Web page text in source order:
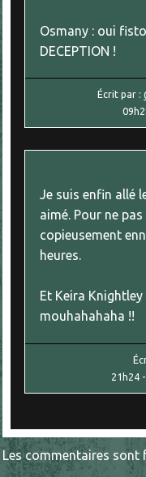
Osmany : oui
DECEPTION !
Écrit par :
Je suis enfin allé
aimé. Pour ne
copieusement
heures.
Et Keira
mouhahahaha !!
21h24
Les commentaires sont